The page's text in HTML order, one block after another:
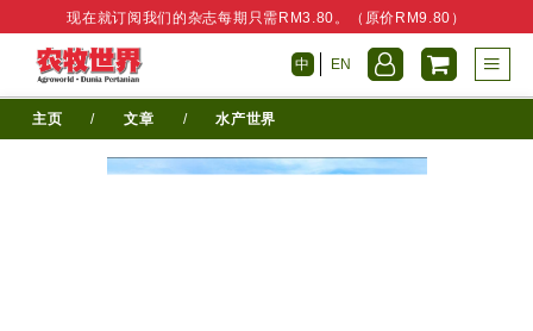
现在就订阅我们的杂志每期只需RM3.80。（原价RM9.80）
中 EN
主页 / 文章 / 水产世界